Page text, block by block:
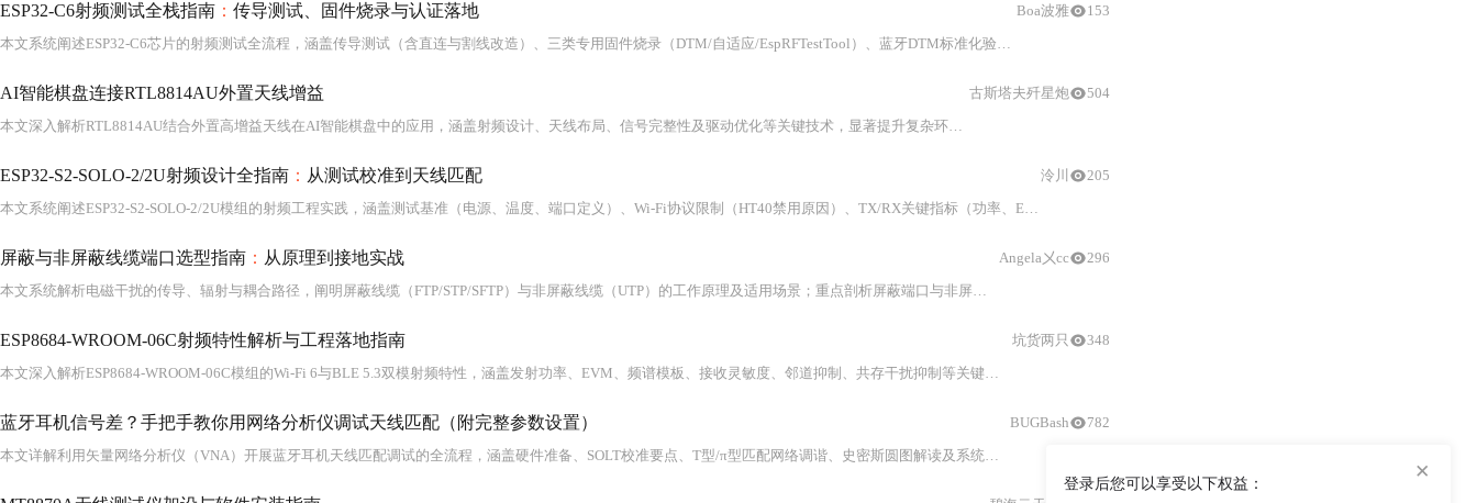
ESP32-C6射频测试全栈指南 ： 传导测试、固件烧录与认证落地
本文系统阐述ESP32-C6芯片的射频测试全流程，涵盖传导测试（含直连与割线改造）、三类专用固件烧录（DTM/自适应/EspRFTestTool）、蓝牙DTM标准化验证、Zigbee 802.15.4非信令测试、以及CE/FCC/SRRC/WFA四维认证落地实践。重点包括硬件连接规范、S11/VSWR阻抗匹配、功率校准、LBT机制验证、路径损耗补偿、杂散扫描策略及产线EOL终检标准化。
Boa波雅 153
AI智能棋盘连接RTL8814AU外置天线增益
本文深入解析RTL8814AU结合外置高增益天线在AI智能棋盘中的应用，涵盖射频设计、天线布局、信号完整性及驱动优化等关键技术，显著提升复杂环境下的Wi-Fi稳定性与传输速率，解决多用户并发、低延迟同步等核心痛点。
古斯塔夫歼星炮 504
ESP32-S2-SOLO-2/2U射频设计全指南 ： 从测试校准到天线匹配
本文系统阐述ESP32-S2-SOLO-2/2U模组的射频工程实践，涵盖测试基准（电源、温度、端口定义）、Wi-Fi协议限制（HT40禁用原因）、TX/RX关键指标（功率、EVM、灵敏度、ACS）、天线匹配（PCB与外置方案）、射频前端损耗分析、三层校准机制（eFuse工厂校准、运行时温压补偿、用户API干预）、量产一致性测试及21项硬性设计Checklist。重点突出eFuse中存储的射频校准数据及其不可篡改性，以及校准与软硬件协同对射频性能稳定性的决定作用。
泠川 205
屏蔽与非屏蔽线缆端口选型指南 ： 从原理到接地实战
本文系统解析电磁干扰的传导、辐射与耦合路径，阐明屏蔽线缆（FTP/STP/SFTP）与非屏蔽线缆（UTP）的工作原理及适用场景；重点剖析屏蔽端口与非屏蔽端口的电气结构差异，强调端口-线缆匹配的连续性、单一性与低阻抗接地黄金法则；深入讲解单端接地、两端接地及电容耦合接地三种方式的适用条件与实操细节，指出‘猪尾巴’效应、接地点选择、等电位连接等关键风险点，为工业自动化、网络布线与EMC设计提供可落地的选型决策树与接地实践框架。
Angela㐅cc 296
ESP8684-WROOM-06C射频特性解析与工程落地指南
本文深入解析ESP8684-WROOM-06C模组的Wi-Fi 6与BLE 5.3双模射频特性，涵盖发射功率、EVM、频谱模板、接收灵敏度、邻道抑制、共存干扰抑制等关键技术指标。重点阐述测试基准约束、RFFE协同设计、PCB布局黄金法则、电源完整性优化及多模共存三级防御体系，并提出实测闭环验证四步法与OTP+Flash双备份校准机制，支撑高可靠无线产品工程落地。
坑货两只 348
蓝牙耳机信号差？手把手教你用网络分析仪调试天线匹配（附完整参数设置）
本文详解利用矢量网络分析仪（VNA）开展蓝牙耳机天线匹配调试的全流程，涵盖硬件准备、SOLT校准要点、T型/π型匹配网络调谐、史密斯圆图解读及系统级验证。重点强调阻抗测量精度、高Q值元件选型、生产一致性控制，并给出TRP/TIS辐射指标与传导测试标准，助力提升天线效率与连接可靠性。
BUGBash 782
登录后您可以享受以下权益： ×